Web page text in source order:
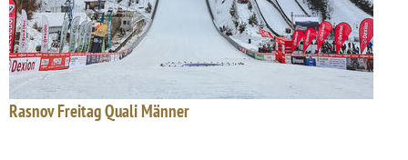
Rasnov Freitag Quali Männer